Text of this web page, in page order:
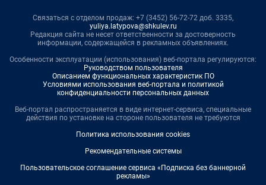
Связаться с отделом продаж: +7 (3452) 56-72-72 доб. 3335,
yuliya.latypova@shkulev.ru
Редакция сайта не несет ответственности за достоверность
информации, содержащейся в рекламных объявлениях.
Особенности эксплуатации (использования) веб-портала регулируются:
Руководством пользователя
Описанием функциональных характеристик ПО
Условиями использования веб-портала и политикой
конфиденциальности персональных данных
Веб-портал распространяется в виде интернет-сервиса, специальные
действия по установке на стороне пользователя не требуются
Политика использования cookies
Рекомендательные системы
Пользовательское соглашение сервиса «Подписка без баннерной
рекламы»